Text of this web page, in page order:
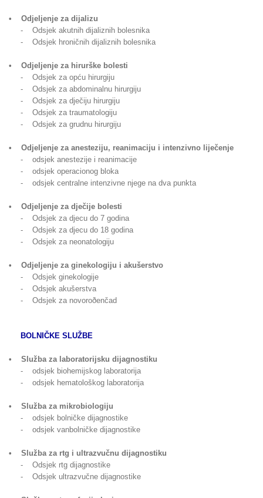
• Odjeljenje za dijalizu
- Odsjek akutnih dijaliznih bolesnika
- Odsjek hroničnih dijaliznih bolesnika
• Odjeljenje za hirurške bolesti
- Odsjek za opću hirurgiju
- Odsjek za abdominalnu hirurgiju
- Odsjek za dječiju hirurgiju
- Odsjek za traumatologiju
- Odsjek za grudnu hirurgiju
• Odjeljenje za anesteziju, reanimaciju i intenzivno liječenje
- odsjek anestezije i reanimacije
- odsjek operacionog bloka
- odsjek centralne intenzivne njege na dva punkta
• Odjeljenje za dječije bolesti
- Odsjek za djecu do 7 godina
- Odsjek za djecu do 18 godina
- Odsjek za neonatologiju
• Odjeljenje za ginekologiju i akušerstvo
- Odsjek ginekologije
- Odsjek akušerstva
- Odsjek za novoroðenčad
BOLNIČKE SLUŽBE
• Služba za laboratorijsku dijagnostiku
- odsjek biohemijskog laboratorija
- odsjek hematološkog laboratorija
• Služba za mikrobiologiju
- odsjek bolničke dijagnostike
- odsjek vanbolničke dijagnostike
• Služba za rtg i ultrazvučnu dijagnostiku
- Odsjek rtg dijagnostike
- Odsjek ultrazvučne dijagnostike